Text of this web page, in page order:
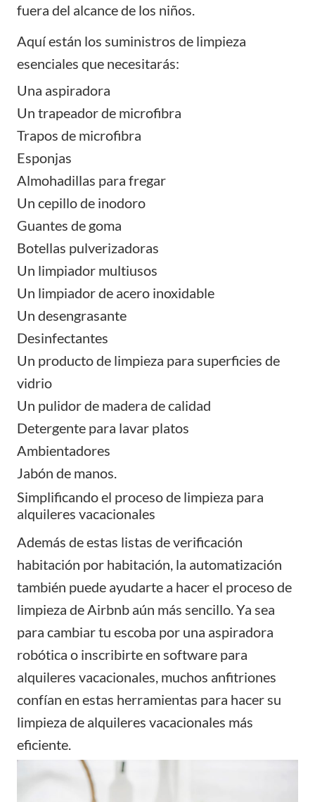
fuera del alcance de los niños.
Aquí están los suministros de limpieza
esenciales que necesitarás:
Una aspiradora
Un trapeador de microfibra
Trapos de microfibra
Esponjas
Almohadillas para fregar
Un cepillo de inodoro
Guantes de goma
Botellas pulverizadoras
Un limpiador multiusos
Un limpiador de acero inoxidable
Un desengrasante
Desinfectantes
Un producto de limpieza para superficies de
vidrio
Un pulidor de madera de calidad
Detergente para lavar platos
Ambientadores
Jabón de manos.
Simplificando el proceso de limpieza para
alquileres vacacionales
Además de estas listas de verificación
habitación por habitación, la automatización
también puede ayudarte a hacer el proceso de
limpieza de Airbnb aún más sencillo. Ya sea
para cambiar tu escoba por una aspiradora
robótica o inscribirte en software para
alquileres vacacionales, muchos anfitriones
confían en estas herramientas para hacer su
limpieza de alquileres vacacionales más
eficiente.